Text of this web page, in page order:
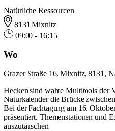
Natürliche Ressourcen
8131 Mixnitz
09:00 - 16:15
Wo
Grazer Straße 16, Mixnitz, 8131,
Hecken sind wahre Multitools der
Naturkalender die Brücke
Bei der Fachtagung am 16.
präsentiert. Themenstationen und
auszutauschen